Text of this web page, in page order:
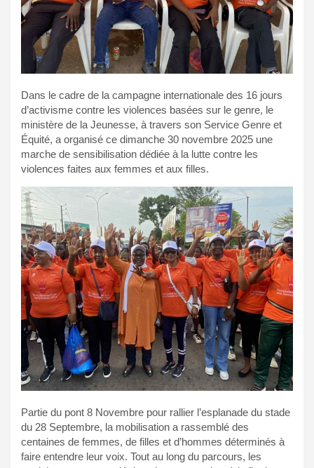
Dans le cadre de la campagne internationale des 16 jours
d’activisme contre les violences basées sur le genre, le
ministère de la Jeunesse, à travers son Service Genre et
Équité, a organisé ce dimanche 30 novembre 2025 une
marche de sensibilisation dédiée à la lutte contre les
violences faites aux femmes et aux filles.
Partie du pont 8 Novembre pour rallier l’esplanade du stade
du 28 Septembre, la mobilisation a rassemblé des
centaines de femmes, de filles et d’hommes déterminés à
faire entendre leur voix. Tout au long du parcours, les